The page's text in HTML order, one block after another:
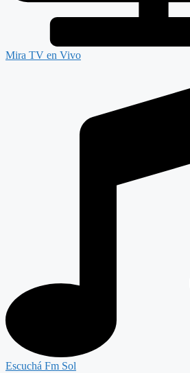
Mira TV en Vivo
Escuchá Fm Sol